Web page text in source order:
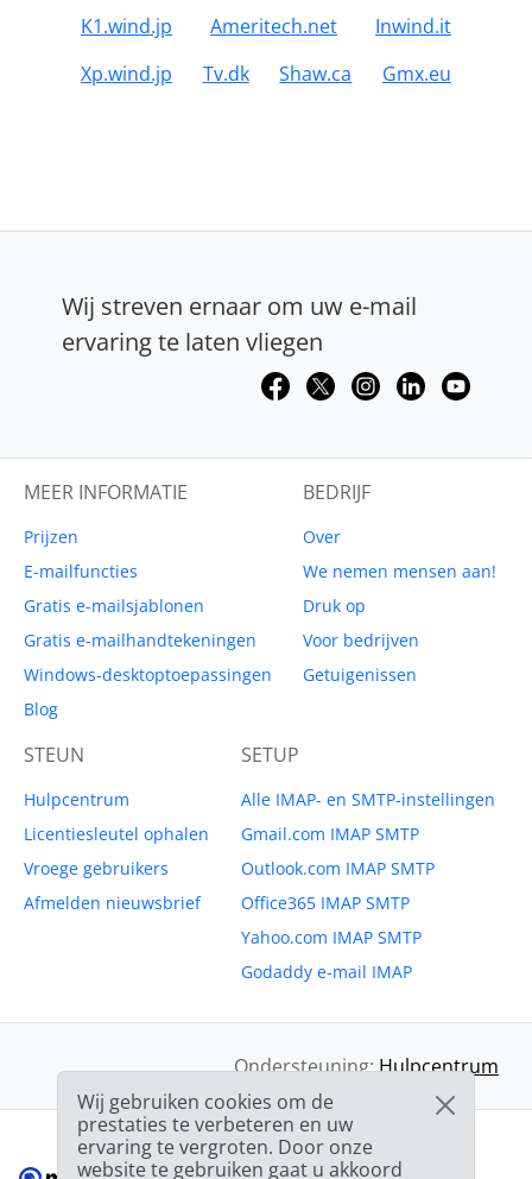
K1.wind.jp Ameritech.net
Inwind.it
Xp.wind.jp
Tv.dk Shaw.ca Gmx.eu
Wij streven ernaar om uw e-mail
ervaring te laten vliegen
MEER INFORMATIE
Prijzen
E-mailfuncties
Gratis e-mailsjablonen
Gratis e-mailhandtekeningen
Windows-desktoptoepassingen
Blog
BEDRIJF
Over
We nemen mensen aan!
Druk op
Voor bedrijven
Getuigenissen
STEUN
Hulpcentrum
Licentiesleutel ophalen
Vroege gebruikers
Afmelden nieuwsbrief
SETUP
Alle IMAP- en SMTP-instellingen
Gmail.com IMAP SMTP
Outlook.com IMAP SMTP
Office365 IMAP SMTP
Yahoo.com IMAP SMTP
Godaddy e-mail IMAP
Ondersteuning:Hulpcentrum
Wij gebruiken cookies om de
prestaties te verbeteren en uw
ervaring te vergroten. Door onze
website te gebruiken gaat u akkoord